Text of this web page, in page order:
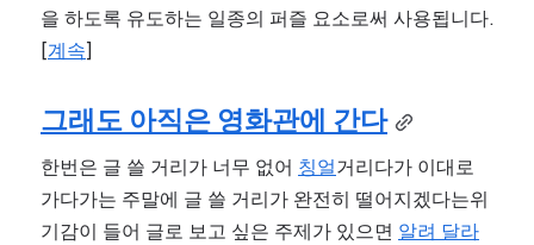
을 하도록 유도하는 일종의 퍼즐 요소로써 사용됩니다.
[계속]
그래도 아직은 영화관에 간다
한번은 글 쓸 거리가 너무 없어 칭얼거리다가 이대로
가다가는 주말에 글 쓸 거리가 완전히 떨어지겠다는위
기감이 들어 글로 보고 싶은 주제가 있으면 알려 달라